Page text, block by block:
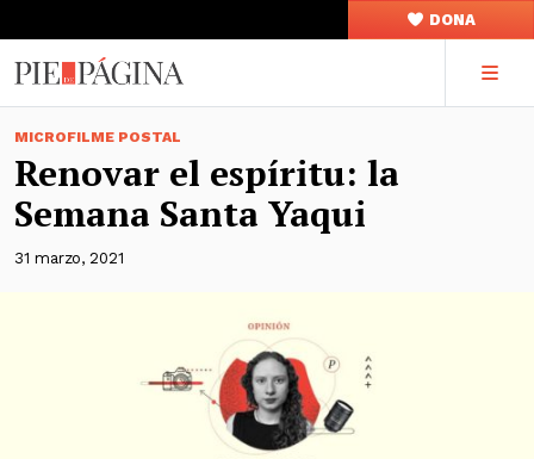
DONA
MICROFILME POSTAL
Renovar el espíritu: la
Semana Santa Yaqui
31 marzo, 2021